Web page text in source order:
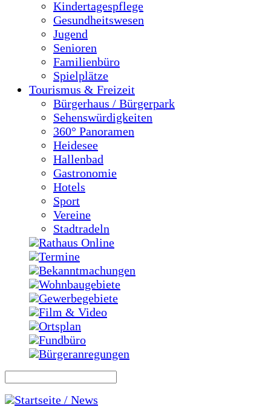
Kindertagespflege
Gesundheitswesen
Jugend
Senioren
Familienbüro
Spielplätze
Tourismus & Freizeit
Bürgerhaus / Bürgerpark
Sehenswürdigkeiten
360° Panoramen
Heidesee
Hallenbad
Gastronomie
Hotels
Sport
Vereine
Stadtradeln
Rathaus Online
Termine
Bekanntmachungen
Wohnbaugebiete
Gewerbegebiete
Film & Video
Ortsplan
Fundbüro
Bürgeranregungen
Startseite / News